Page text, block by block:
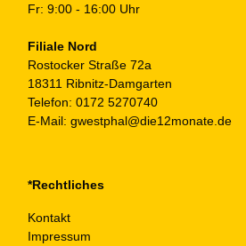
Fr: 9:00 - 16:00 Uhr
Filiale Nord
Rostocker Straße 72a
18311 Ribnitz-Damgarten
Telefon: 0172 5270740
E-Mail: gwestphal@die12monate.de
*Rechtliches
Kontakt
Impressum